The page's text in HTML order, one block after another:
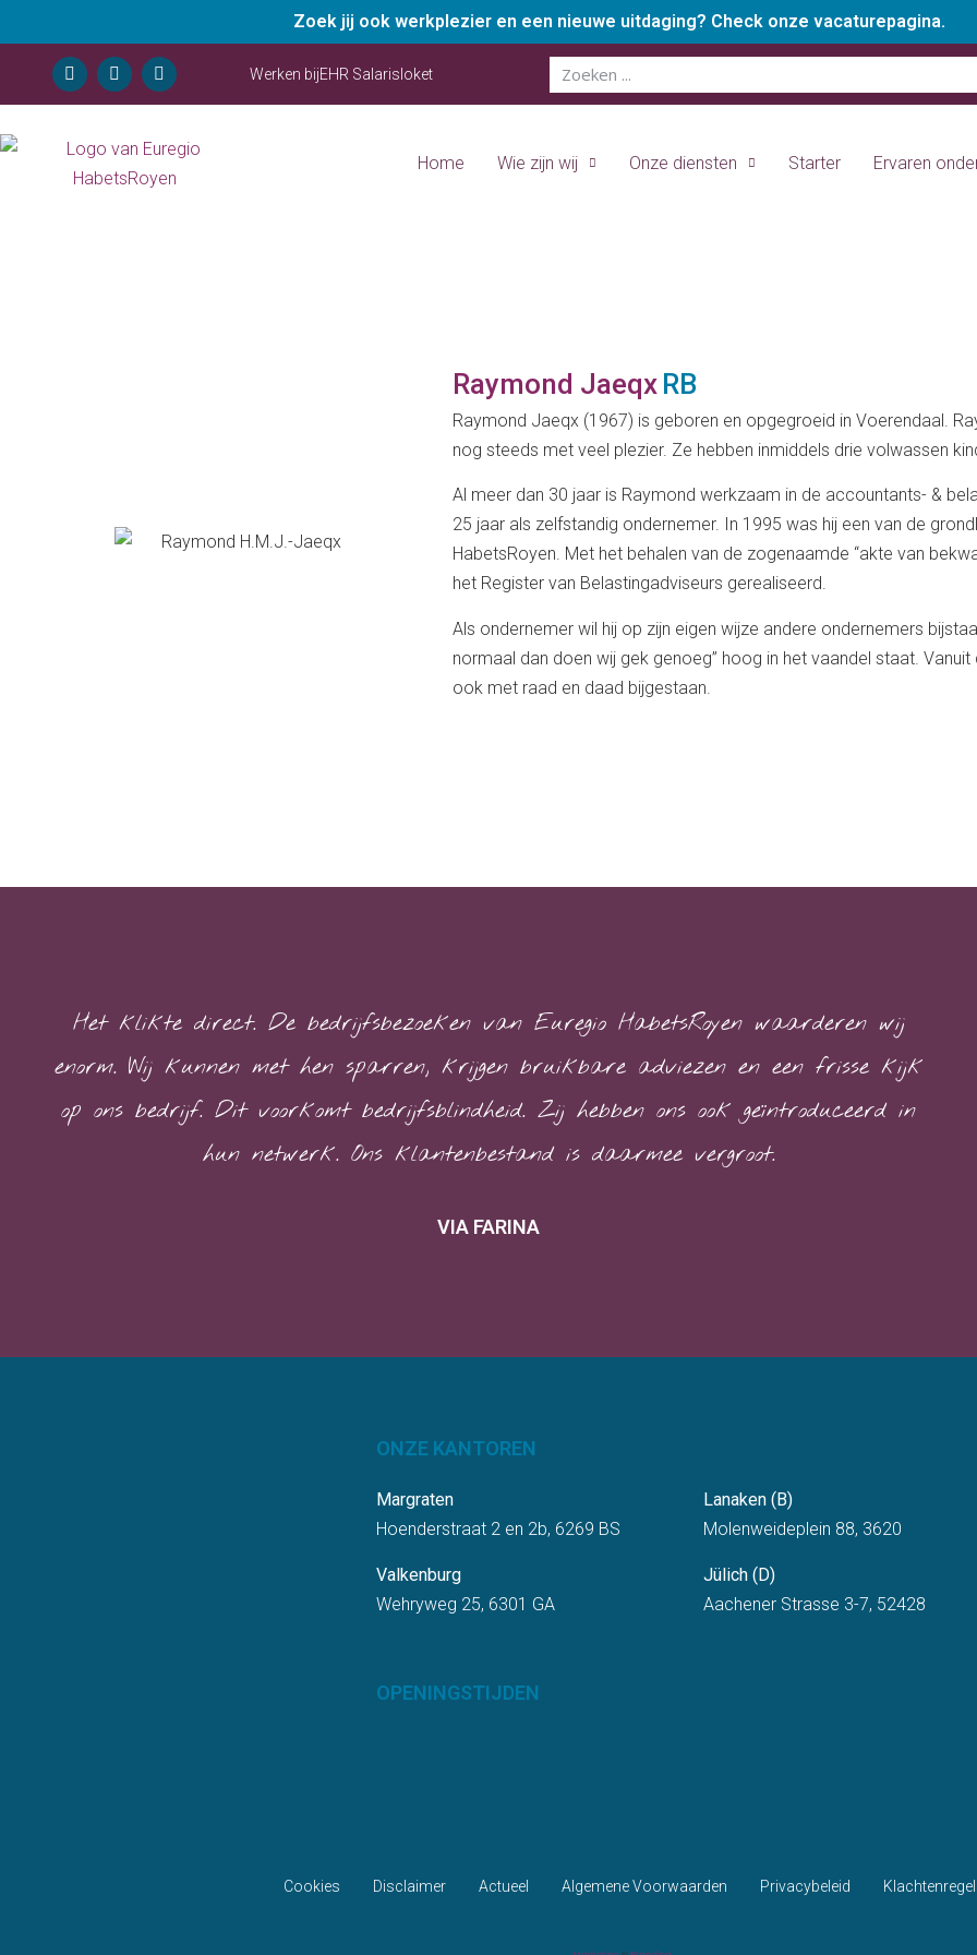
Zoek jij ook werkplezier en een nieuwe uitdaging? Check onze vacaturepagina.
Werken bijEHR Salarisloket
Home Wie zijn wij Onze diensten Starter Ervaren
Raymond Jaeqx RB
Raymond Jaeqx (1967) is geboren en opgegroeid in Voerendaal.
nog steeds met veel plezier. Ze hebben inmiddels drie volwassen
Al meer dan 30 jaar is Raymond werkzaam in de accountants- &
25 jaar als zelfstandig ondernemer. In 1995 was hij een van de
HabetsRoyen. Met het behalen van de zogenaamde “akte van
het Register van Belastingadviseurs gerealiseerd.
Als ondernemer wil hij op zijn eigen wijze andere ondernemers
normaal dan doen wij gek genoeg” hoog in het vaandel staat.
ook met raad en daad bijgestaan.
Het klikte direct. De bedrijfsbezoeken van Euregio HabetsRoyen waarderen wij
enorm. Wij kunnen met hen sparren, krijgen bruikbare adviezen en een frisse kijk
op ons bedrijf. Dit voorkomt bedrijfsblindheid. Zij hebben ons ook geïntroduceerd in
hun netwerk. Ons klantenbestand is daarmee vergroot.
VIA FARINA
ONZE KANTOREN
Margraten
Hoenderstraat 2 en 2b, 6269 BS
Valkenburg
Wehryweg 25, 6301 GA
Lanaken (B)
Molenweideplein 88, 3620
Jülich (D)
Aachener Strasse 3-7, 52428
OPENINGSTIJDEN
Cookies Disclaimer Actueel Algemene Voorwaarden Privacybeleid